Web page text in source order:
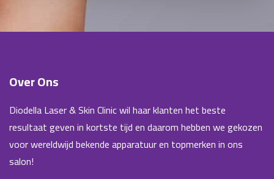
Over Ons
Diodella Laser & Skin Clinic wil haar klanten het beste
resultaat geven in kortste tijd en daarom hebben we gekozen
voor wereldwijd bekende apparatuur en topmerken in ons
salon!